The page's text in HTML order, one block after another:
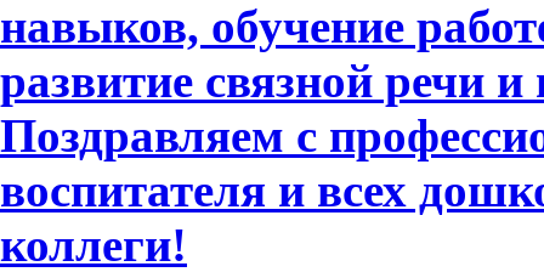
навыков, обучение
развитие связной речи
Поздравляем с
воспитателя и всех
коллеги!